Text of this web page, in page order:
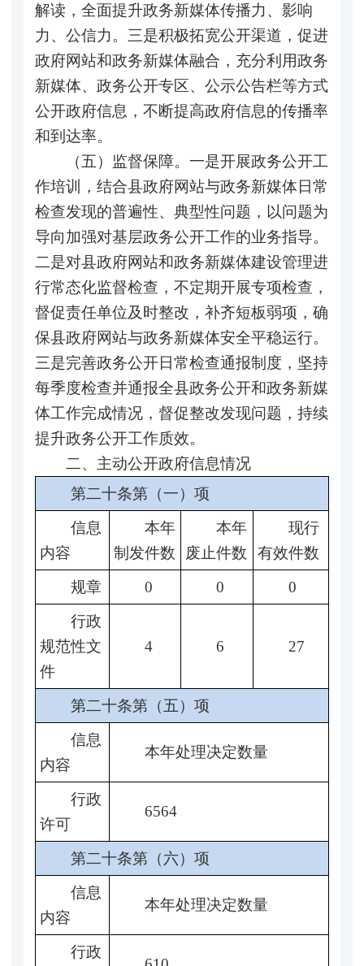
解读，全面提升政务新媒体传播力、影响
力、公信力。三是积极拓宽公开渠道，促进
政府网站和政务新媒体融合，充分利用政务
新媒体、政务公开专区、公示公告栏等方式
公开政府信息，不断提高政府信息的传播率
和到达率。
（五）监督保障。一是开展政务公开工
作培训，结合县政府网站与政务新媒体日常
检查发现的普遍性、典型性问题，以问题为
导向加强对基层政务公开工作的业务指导。
二是对县政府网站和政务新媒体建设管理进
行常态化监督检查，不定期开展专项检查，
督促责任单位及时整改，补齐短板弱项，确
保县政府网站与政务新媒体安全平稳运行。
三是完善政务公开日常检查通报制度，坚持
每季度检查并通报全县政务公开和政务新媒
体工作完成情况，督促整改发现问题，持续
提升政务公开工作质效。
二、主动公开政府信息情况
第二十条第（一）项
信息
内容
本年
制发件数
本年
废止件数
现行
有效件数
规章
0 0
0
行政
规范性文
件
4 6 27
第二十条第（五）项
信息
内容
本年处理决定数量
行政
许可
6564
第二十条第（六）项
信息
内容
本年处理决定数量
行政